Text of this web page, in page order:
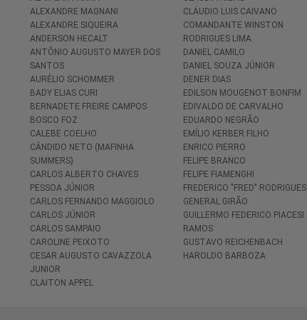
ALEXANDRE MAGNANI
ALEXANDRE SIQUEIRA
ANDERSON HECALT
ANTÔNIO AUGUSTO MAYER DOS
SANTOS
AURÉLIO SCHOMMER
BADY ELIAS CURI
BERNADETE FREIRE CAMPOS
BOSCO FOZ
CALEBE COELHO
CÂNDIDO NETO (MAFINHA
SUMMERS)
CARLOS ALBERTO CHAVES
PESSOA JÚNIOR
CARLOS FERNANDO MAGGIOLO
CARLOS JÚNIOR
CARLOS SAMPAIO
CAROLINE PEIXOTO
CESAR AUGUSTO CAVAZZOLA
JUNIOR
CLAITON APPEL
CLÁUDIO LUIS CAIVANO
COMANDANTE WINSTON
RODRIGUES LIMA
DANIEL CAMILO
DANIEL SOUZA JÚNIOR
DENER DIAS
EDILSON MOUGENOT BONFIM
EDIVALDO DE CARVALHO
EDUARDO NEGRÃO
EMÍLIO KERBER FILHO
ENRICO PIERRO
FELIPE BRANCO
FELIPE FIAMENGHI
FREDERICO "FRED" RODRIGUES
GENERAL GIRÃO
GUILLERMO FEDERICO PIACESI
RAMOS
GUSTAVO REICHENBACH
HAROLDO BARBOZA